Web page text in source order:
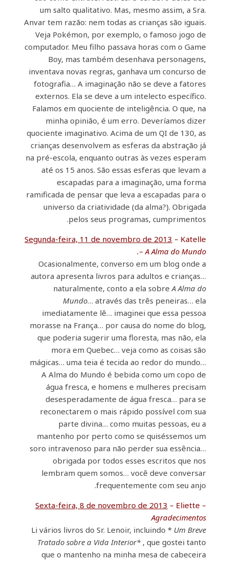
um salto qualitativo. Mas, mesmo assim, a Sra.
Anvar tem razão: nem todas as crianças são iguais.
Veja Pokémon, por exemplo, o famoso jogo de
computador. Meu filho passava horas com o Game
Boy, mas também desenhava personagens,
inventava novas regras, ganhava um concurso de
fotografia… A imaginação não se deve a fatores
externos. Ela se deve a um intelecto específico.
Falamos em quociente de inteligência. O que, na
minha opinião, é um erro. Deveríamos dizer
quociente imaginativo. Acima de um QI de 130, as
crianças desenvolvem as esferas da abstração já
na pré-escola, enquanto outras às vezes esperam
até os 15 anos. São essas esferas que levam a
escapadas para a imaginação, uma forma
ramificada de pensar que leva a escapadas para o
universo da criatividade (da alma?). Obrigada
pelos seus programas, cumprimentos.
Segunda-feira, 11 de novembro de 2013 – Katelle
–A Alma do Mundo.
Ocasionalmente, converso em um blog onde a
autora apresenta livros para adultos e crianças…
naturalmente, conto a ela sobreA Alma do
Mundo… através das três peneiras… ela
imediatamente lê… imaginei que essa pessoa
morasse na França… por causa do nome do blog,
que poderia sugerir uma floresta, mas não, ela
mora em Quebec… veja como as coisas são
mágicas… uma teia é tecida ao redor do mundo…
A Alma do Mundo é bebida como um copo de
água fresca, e homens e mulheres precisam
desesperadamente de água fresca… para se
reconectarem o mais rápido possível com sua
parte divina… como muitas pessoas, eu a
mantenho por perto como se quiséssemos um
soro intravenoso para não perder sua essência…
obrigada por todos esses escritos que nos
lembram quem somos… você deve conversar
frequentemente com seu anjo.
Sexta-feira, 8 de novembro de 2013 – Eliette –
Agradecimentos
Li vários livros do Sr. Lenoir, incluindo * Um Breve
Tratado sobre a Vida Interior*, que gostei tanto
que o mantenho na minha mesa de cabeceira